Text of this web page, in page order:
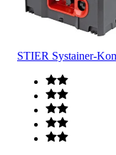
STIER Systainer-